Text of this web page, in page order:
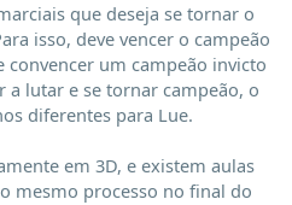
que deseja se tornar o
isso, deve vencer o campeão
convencer um campeão invicto
a lutar e se tornar campeão, o
diferentes para Lue.
em 3D, e existem aulas
mesmo processo no final do